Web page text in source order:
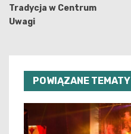
Tradycja w Centrum
Uwagi
POWIĄZANE TEMATY